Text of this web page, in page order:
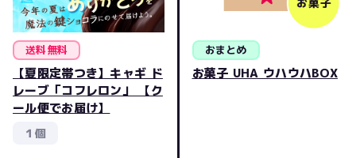
送料無料
【夏限定帯つき】キャギ ド
レーブ「コフレロン」 【ク
ール便でお届け】
１個
おまとめ
お菓子 UHA ウハウハBOX